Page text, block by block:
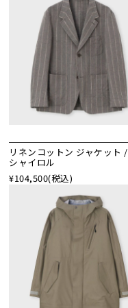
リネンコットン ジャケット /
シャイロル
¥104,500(税込)